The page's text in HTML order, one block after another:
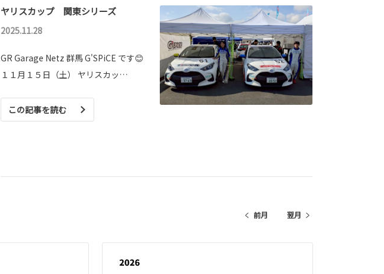
ヤリスカップ 関東シリーズ
2025.11.28
GR Garage Netz 群馬 G'SPiCE です😊
１１月１５日（土） ヤリスカッ…
この記事を読む
前月 翌月